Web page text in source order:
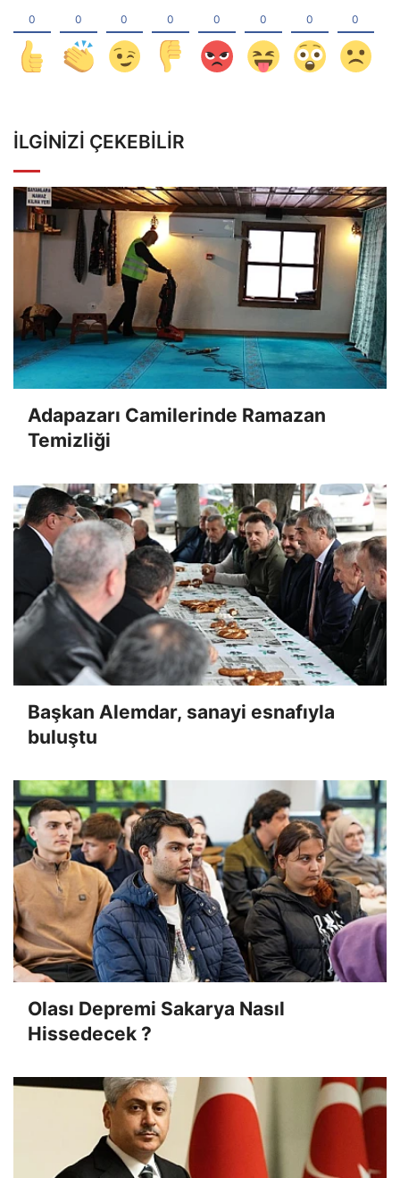
İLGINIZI ÇEKEBILIR
Adapazarı Camilerinde Ramazan
Temizliği
Başkan Alemdar, sanayi esnafıyla
buluştu
Olası Depremi Sakarya Nasıl
Hissedecek ?